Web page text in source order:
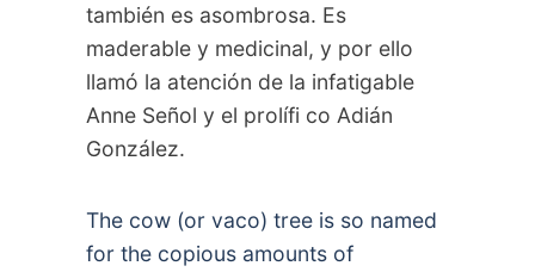
también es asombrosa. Es
maderable y medicinal, y por ello
llamó la atención de la infatigable
Anne Señol y el prolífi co Adián
González.
The cow (or vaco) tree is so named
for the copious amounts of